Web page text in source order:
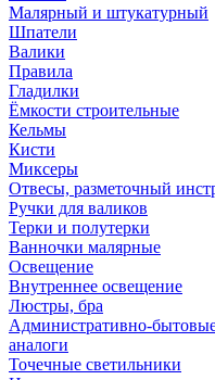
Малярный и штукатурный
Шпатели
Валики
Правила
Гладилки
Ёмкости строительные
Кельмы
Кисти
Миксеры
Отвесы, разметочный
Ручки для валиков
Терки и полутерки
Ванночки малярные
Освещение
Внутреннее освещение
Люстры, бра
Административно-
аналоги
Точечные светильники